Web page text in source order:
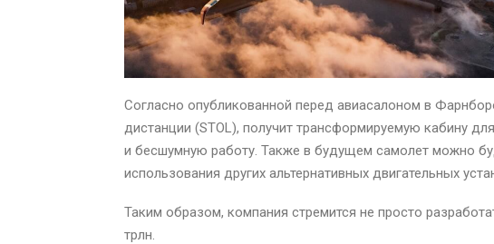
Согласно опубликованной перед авиасалоном в
дистанции (STOL), получит трансформируемую кабину
и бесшумную работу. Также в будущем самолет можно
использования других альтернативных двигательных
Таким образом, компания стремится не просто
трлн.